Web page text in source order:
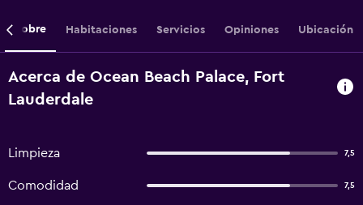
Sobre Habitaciones Servicios Opiniones Ubicación
Acerca de Ocean Beach Palace, Fort
Lauderdale
Limpieza 7,5
Comodidad 7,5